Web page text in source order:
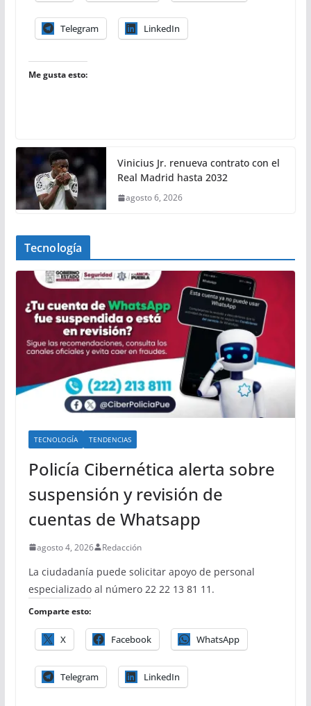
Telegram LinkedIn
Me gusta esto:
Vinicius Jr. renueva contrato con el
Real Madrid hasta 2032
agosto 6, 2026
Tecnología
TECNOLOGÍA TENDENCIAS
Policía Cibernética alerta sobre
suspensión y revisión de
cuentas de Whatsapp
agosto 4, 2026 Redacción
La ciudadanía puede solicitar apoyo de personal
especializado al número 22 22 13 81 11.
Comparte esto:
X Facebook WhatsApp
Telegram LinkedIn